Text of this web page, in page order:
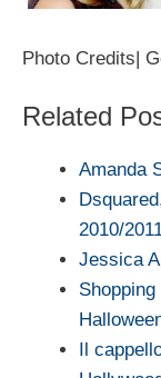
Photo Credits|
Related
Amanda
2010/
Jessica
Il